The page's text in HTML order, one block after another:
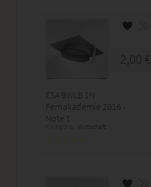
2,00 €
ESA BWLB 1N
Fernakademie 2016 -
Note 1
Wirtschaft